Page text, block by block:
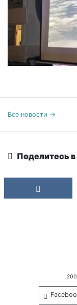
Все новости →
Поделитесь